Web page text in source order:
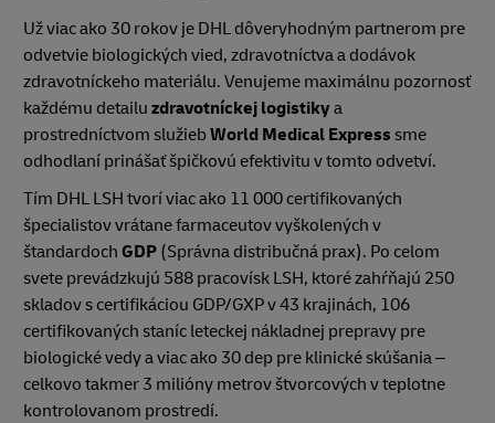
Už viac ako 30 rokov je DHL dôveryhodným partnerom pre
odvetvie biologických vied, zdravotníctva a dodávok
zdravotníckeho materiálu. Venujeme maximálnu pozornosť
každému detailu zdravotníckej logistikya
prostredníctvom služieb World Medical Express sme
odhodlaní prinášať špičkovú efektivitu v tomto odvetví.
Tím DHL LSH tvorí viac ako 11 000 certifikovaných
špecialistov vrátane farmaceutov vyškolených v
štandardoch GDP (Správna distribučná prax). Po celom
svete prevádzkujú 588 pracovísk LSH, ktoré zahŕňajú 250
skladov s certifikáciou GDP/GXP v 43 krajinách, 106
certifikovaných staníc leteckej nákladnej prepravy pre
biologické vedy a viac ako 30 dep pre klinické skúšania –
celkovo takmer 3 milióny metrov štvorcových v teplotne
kontrolovanom prostredí.